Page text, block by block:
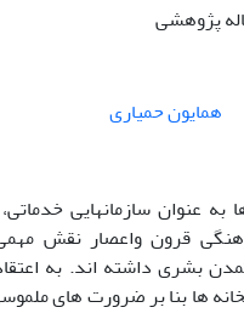
پژوهشی
همایون حمیاری
به عنوان سازمانهایی
قرون واعصار نقش
بشری داشته اند. به
ها بنا بر ضرورت های